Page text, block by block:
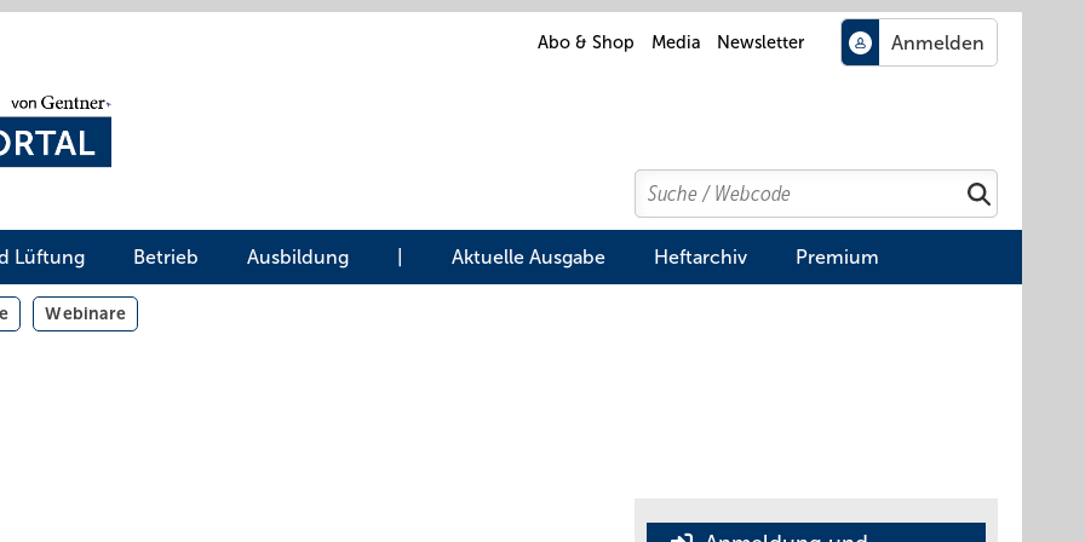
Abo & Shop Media Newsletter
Search
Suchen
Lüftung Betrieb Ausbildung Aktuelle Ausgabe Heftarchiv Premium
Webinare